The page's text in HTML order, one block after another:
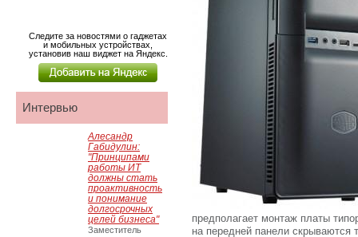
предполагает монтаж платы
на передней панели скрываются
Следите за новостями о гаджетах
и мобильных устройствах,
установив наш виджет на Яндекс.
Интервью
Алесандр
Габидулин:
"Принципами
работы ИТ
должны стать
проактивность
и понимание
долгосрочных
целей бизнеса"
Заместитель